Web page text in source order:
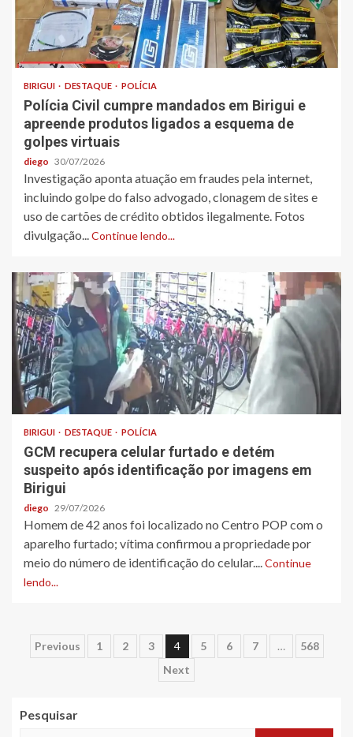
BIRIGUI DESTAQUE POLÍCIA
Polícia Civil cumpre mandados em Birigui e
apreende produtos ligados a esquema de
golpes virtuais
diego 30/07/2026
Investigação aponta atuação em fraudes pela internet,
incluindo golpe do falso advogado, clonagem de sites e
uso de cartões de crédito obtidos ilegalmente. Fotos
divulgação...Continue lendo...
BIRIGUI DESTAQUE POLÍCIA
GCM recupera celular furtado e detém
suspeito após identificação por imagens em
Birigui
diego 29/07/2026
Homem de 42 anos foi localizado no Centro POP com o
aparelho furtado; vítima confirmou a propriedade por
meio do número de identificação do celular....Continue
lendo...
Paginação
posts
Previous 1 2 3 4 5 6 7 …
568
Next
Pesquisar